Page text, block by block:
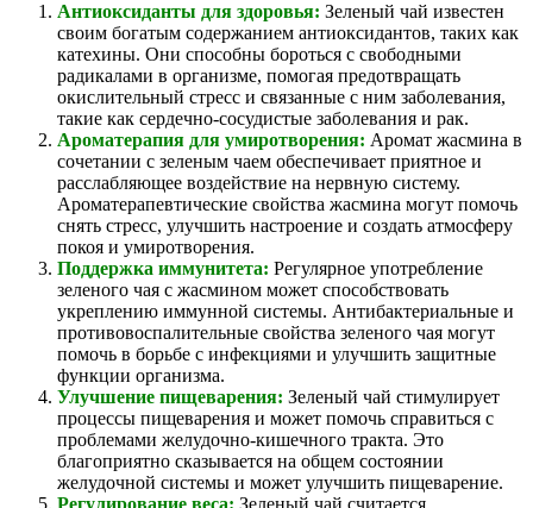
Антиоксиданты для здоровья: Зеленый чай известен
своим богатым содержанием антиоксидантов, таких как
катехины. Они способны бороться с свободными
радикалами в организме, помогая предотвращать
окислительный стресс и связанные с ним заболевания,
такие как сердечно-сосудистые заболевания и рак.
Ароматерапия для умиротворения: Аромат жасмина в
сочетании с зеленым чаем обеспечивает приятное и
расслабляющее воздействие на нервную систему.
Ароматерапевтические свойства жасмина могут помочь
снять стресс, улучшить настроение и создать атмосферу
покоя и умиротворения.
Поддержка иммунитета: Регулярное употребление
зеленого чая с жасмином может способствовать
укреплению иммунной системы. Антибактериальные и
противовоспалительные свойства зеленого чая могут
помочь в борьбе с инфекциями и улучшить защитные
функции организма.
Улучшение пищеварения: Зеленый чай стимулирует
процессы пищеварения и может помочь справиться с
проблемами желудочно-кишечного тракта. Это
благоприятно сказывается на общем состоянии
желудочной системы и может улучшить пищеварение.
Регулирование веса: Зеленый чай считается